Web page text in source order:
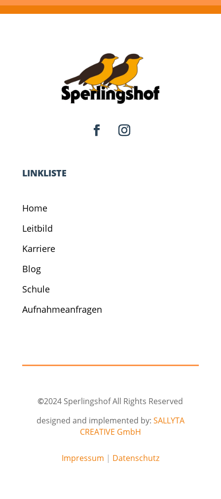
LINKLISTE
Home
Leitbild
Karriere
Blog
Schule
Aufnahmeanfragen
©2024 Sperlingshof All Rights Reserved
designed and implemented by: SALLYTA
CREATIVE GmbH
Impressum | Datenschutz